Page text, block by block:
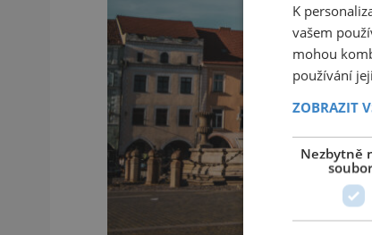
K
vašem
mohou
používání
ZOBRAZIT
Nezbytně